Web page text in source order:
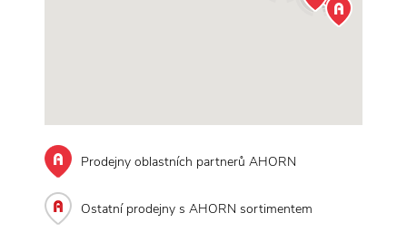
Prodejny oblastních partnerů AHORN
Ostatní prodejny s AHORN sortimentem